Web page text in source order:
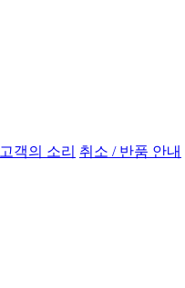
고객의 소리 취소 / 반품 안내